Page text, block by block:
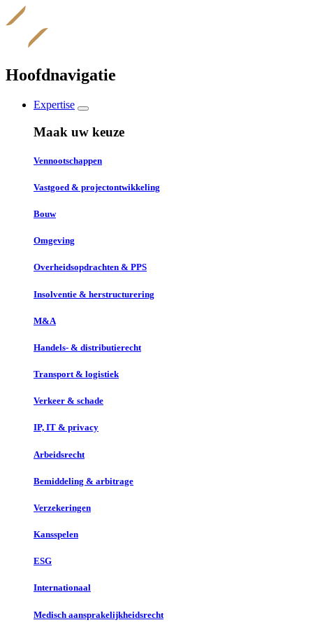
Overslaan
en
gaan
Hoofdnavigatie
Expertise
Maak uw keuze
Vennootschappen
Vastgoed & projectontwikkeling
Bouw
Omgeving
Overheidsopdrachten & PPS
Insolventie & herstructurering
M&A
Handels- & distributierecht
Transport & logistiek
Verkeer & schade
IP, IT & privacy
Arbeidsrecht
Bemiddeling & arbitrage
Verzekeringen
Kansspelen
ESG
Internationaal
Medisch aansprakelijkheidsrecht